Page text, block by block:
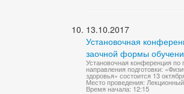
13.10.2017
Установочная
заочной формы
Установочная конференция по
направления подготовки:
здоровья» состоится 13
Место проведения:
Время начала: 12:15